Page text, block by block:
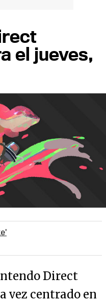
el jueves,
Direct
vez centrado en